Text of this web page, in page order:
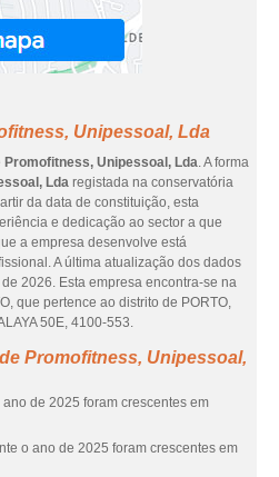
Unipessoal, Lda
Promofitness, Unipessoal, Lda. A forma
Lda registada na conservatória
da data de constituição, esta
e dedicação ao sector a que
a empresa desenvolve está
A última atualização dos dados
2026. Esta empresa encontra-se na
que pertence ao distrito de PORTO,
50E, 4100-553.
Promofitness, Unipessoal,
de 2025 foram crescentes em
o ano de 2025 foram crescentes em